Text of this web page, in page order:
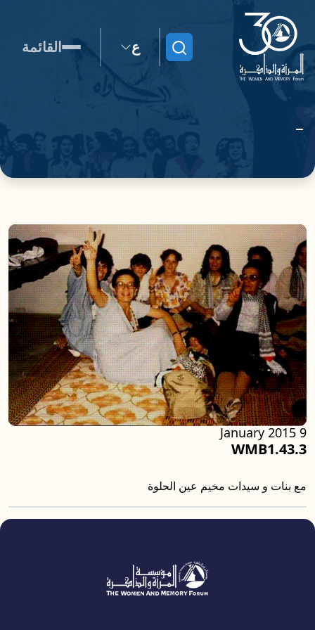
ابحث ع القائمة
WMB1.43.3
9 January 2015
مع بنات و سيدات مخيم عين الحلوة